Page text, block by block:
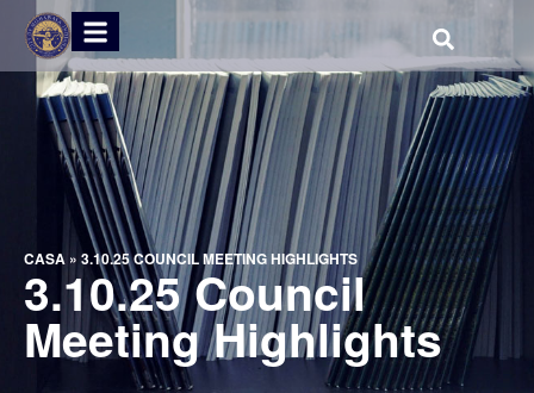
CASA » 3.10.25 COUNCIL MEETING HIGHLIGHTS
3.10.25 Council
Meeting Highlights